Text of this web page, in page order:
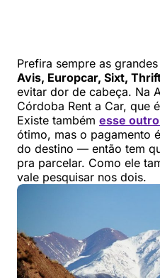
Prefira sempre as
Avis, Europcar, Sixt,
evitar dor de cabeça. Na
Córdoba Rent a Car, que
Existe também esse
ótimo, mas o pagamento
do destino — então tem
pra parcelar. Como ele
vale pesquisar nos dois.